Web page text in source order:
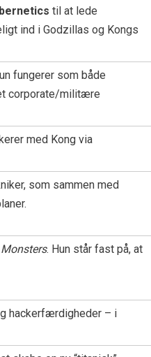
til at lede
ind i Godzillas og Kongs
fungerer som både
corporate/militære
med Kong via
som sammen med
. Hun står fast på, at
hackerfærdigheder – i